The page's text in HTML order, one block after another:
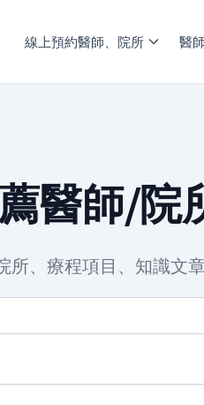
線上預約醫師、院所 醫
醫師/院
所、療程項目、知識文章